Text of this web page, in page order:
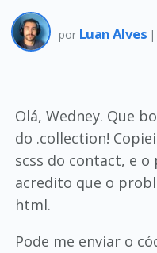
por Luan Alves |
Olá, Wedney. Que
do .collection!
scss do contact, e
acredito que o
html.
Pode me enviar o